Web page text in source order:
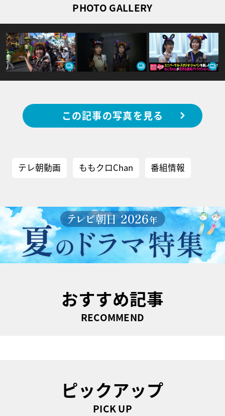
PHOTO GALLERY
この記事の写真を見る
テレ朝動画 ももクロChan 番組情報
おすすめ記事
RECOMMEND
ピックアップ
PICK UP